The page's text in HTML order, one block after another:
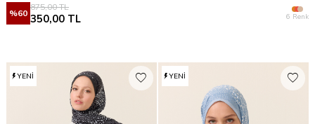
%60
875,00TL
350,00 TL 6 Renk
YENI YENI